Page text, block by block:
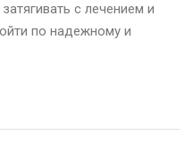
с лечением и
по надежному и